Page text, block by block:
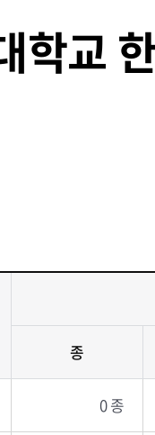
학교
종
0 종